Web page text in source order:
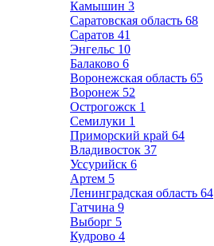
Камышин 3
Саратовская область 68
Саратов 41
Энгельс 10
Балаково 6
Воронежская область 65
Воронеж 52
Острогожск 1
Семилуки 1
Приморский край 64
Владивосток 37
Уссурийск 6
Артем 5
Ленинградская область 64
Гатчина 9
Выборг 5
Кудрово 4